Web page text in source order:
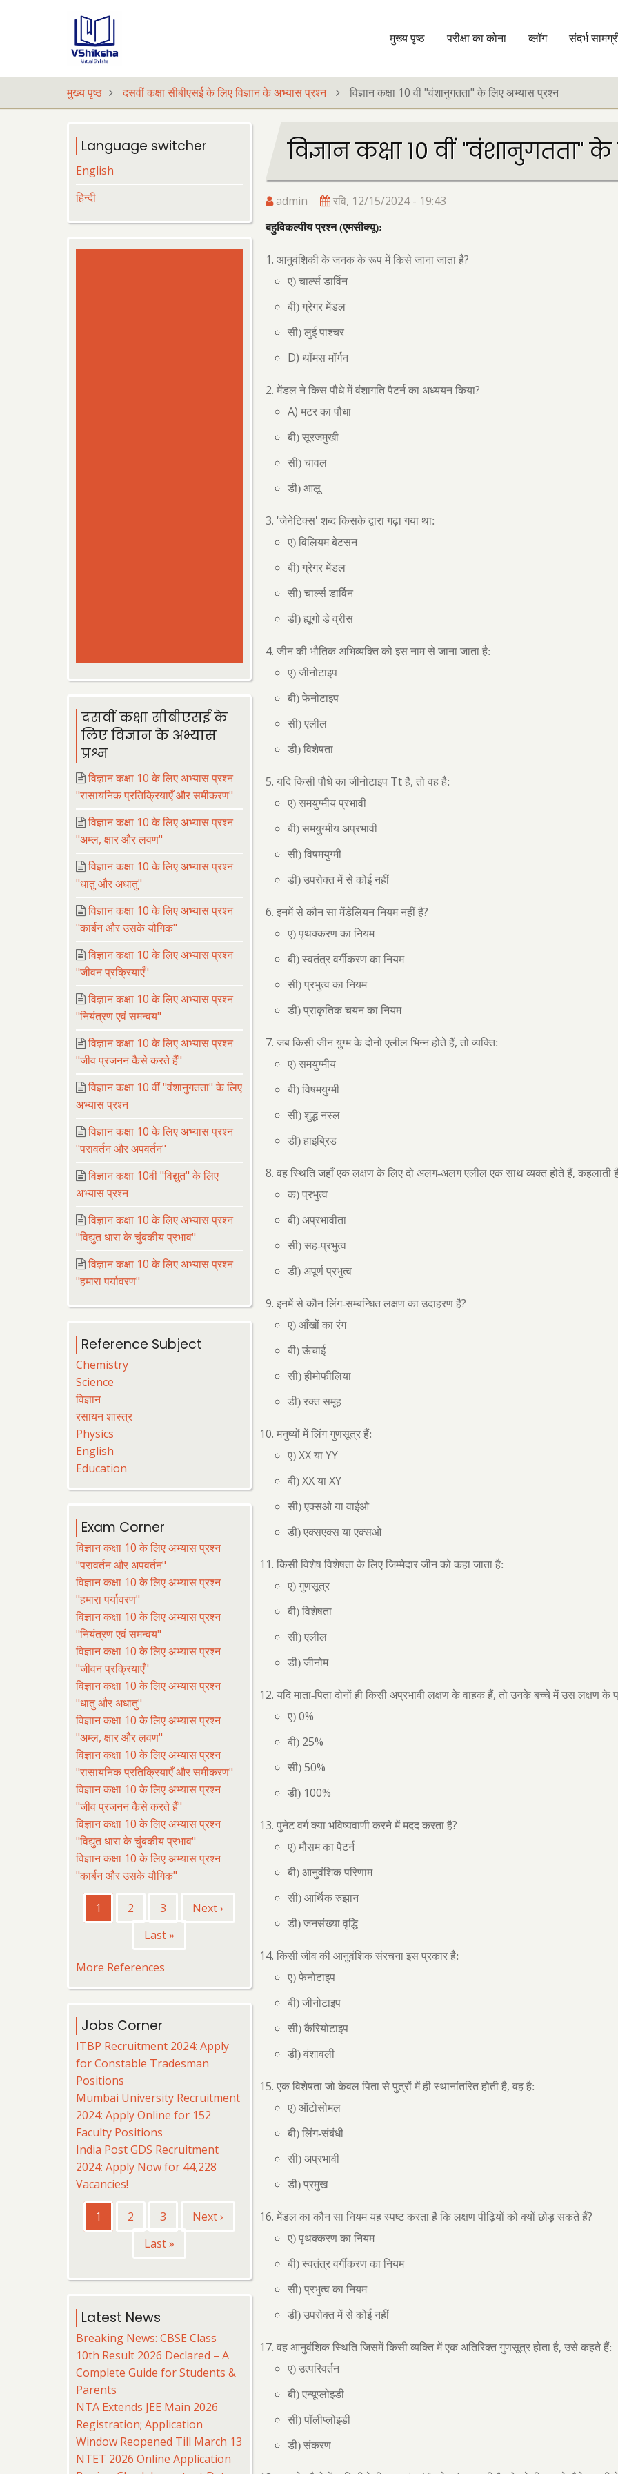
मुख्य
नेविगेशन
मुख्य पृष्ठ परीक्षा का कोना ब्लॉग संदर्भ
मुख्य पृष्ठ दसवीं कक्षा सीबीएसई के लिए विज्ञान के अभ्यास प्रश्न विज्ञान कक्षा 10 वीं "वंशानुगतता" के लिए अभ्यास प्रश्न
विज्ञान कक्षा 10 वीं "वंशानुगतता"
admin रवि, 12/15/2024 - 19:43
बहुविकल्पीय प्रश्न (एमसीक्यू):
आनुवंशिकी के जनक के रूप में किसे जाना जाता है?
ए) चार्ल्स डार्विन
बी) ग्रेगर मेंडल
सी) लुई पाश्चर
D) थॉमस मॉर्गन
मेंडल ने किस पौधे में वंशागति पैटर्न का अध्ययन किया?
A) मटर का पौधा
बी) सूरजमुखी
सी) चावल
डी) आलू
'जेनेटिक्स' शब्द किसके द्वारा गढ़ा गया था:
ए) विलियम बेटसन
बी) ग्रेगर मेंडल
सी) चार्ल्स डार्विन
डी) ह्यूगो डे व्रीस
जीन की भौतिक अभिव्यक्ति को इस नाम से जाना जाता है:
ए) जीनोटाइप
बी) फेनोटाइप
सी) एलील
डी) विशेषता
यदि किसी पौधे का जीनोटाइप Tt है, तो वह है:
ए) समयुग्मीय प्रभावी
बी) समयुग्मीय अप्रभावी
सी) विषमयुग्मी
डी) उपरोक्त में से कोई नहीं
इनमें से कौन सा मेंडेलियन नियम नहीं है?
ए) पृथक्करण का नियम
बी) स्वतंत्र वर्गीकरण का नियम
सी) प्रभुत्व का नियम
डी) प्राकृतिक चयन का नियम
जब किसी जीन युग्म के दोनों एलील भिन्न होते हैं, तो व्यक्ति:
ए) समयुग्मीय
बी) विषमयुग्मी
सी) शुद्ध नस्ल
डी) हाइब्रिड
वह स्थिति जहाँ एक लक्षण के लिए दो अलग-अलग एलील एक साथ व्यक्त होते हैं, कहलाती
क) प्रभुत्व
बी) अप्रभावीता
सी) सह-प्रभुत्व
डी) अपूर्ण प्रभुत्व
इनमें से कौन लिंग-सम्बन्धित लक्षण का उदाहरण है?
ए) आँखों का रंग
बी) ऊंचाई
सी) हीमोफीलिया
डी) रक्त समूह
मनुष्यों में लिंग गुणसूत्र हैं:
ए) XX या YY
बी) XX या XY
सी) एक्सओ या वाईओ
डी) एक्सएक्स या एक्सओ
किसी विशेष विशेषता के लिए जिम्मेदार जीन को कहा जाता है:
ए) गुणसूत्र
बी) विशेषता
सी) एलील
डी) जीनोम
यदि माता-पिता दोनों ही किसी अप्रभावी लक्षण के वाहक हैं, तो उनके बच्चे में उस लक्षण के
ए) 0%
बी) 25%
सी) 50%
डी) 100%
पुनेट वर्ग क्या भविष्यवाणी करने में मदद करता है?
ए) मौसम का पैटर्न
बी) आनुवंशिक परिणाम
सी) आर्थिक रुझान
डी) जनसंख्या वृद्धि
किसी जीव की आनुवंशिक संरचना इस प्रकार है:
ए) फेनोटाइप
बी) जीनोटाइप
सी) कैरियोटाइप
डी) वंशावली
एक विशेषता जो केवल पिता से पुत्रों में ही स्थानांतरित होती है, वह है:
ए) ऑटोसोमल
बी) लिंग-संबंधी
सी) अप्रभावी
डी) प्रमुख
मेंडल का कौन सा नियम यह स्पष्ट करता है कि लक्षण पीढ़ियों को क्यों छोड़ सकते हैं?
ए) पृथक्करण का नियम
बी) स्वतंत्र वर्गीकरण का नियम
सी) प्रभुत्व का नियम
डी) उपरोक्त में से कोई नहीं
वह आनुवंशिक स्थिति जिसमें किसी व्यक्ति में एक अतिरिक्त गुणसूत्र होता है, उसे कहते हैं:
ए) उत्परिवर्तन
बी) एन्यूप्लोइडी
सी) पॉलीप्लोइडी
डी) संकरण
Language switcher
English
हिन्दी
दसवीं कक्षा सीबीएसई के
लिए विज्ञान के अभ्यास
प्रश्न
विज्ञान कक्षा 10 के लिए अभ्यास प्रश्न
"रासायनिक प्रतिक्रियाएँ और समीकरण"
विज्ञान कक्षा 10 के लिए अभ्यास प्रश्न
"अम्ल, क्षार और लवण"
विज्ञान कक्षा 10 के लिए अभ्यास प्रश्न
"धातु और अधातु"
विज्ञान कक्षा 10 के लिए अभ्यास प्रश्न
"कार्बन और उसके यौगिक"
विज्ञान कक्षा 10 के लिए अभ्यास प्रश्न
"जीवन प्रक्रियाएँ"
विज्ञान कक्षा 10 के लिए अभ्यास प्रश्न
"नियंत्रण एवं समन्वय"
विज्ञान कक्षा 10 के लिए अभ्यास प्रश्न
"जीव प्रजनन कैसे करते हैं"
विज्ञान कक्षा 10 वीं "वंशानुगतता" के लिए
अभ्यास प्रश्न
विज्ञान कक्षा 10 के लिए अभ्यास प्रश्न
"परावर्तन और अपवर्तन"
विज्ञान कक्षा 10वीं "विद्युत" के लिए
अभ्यास प्रश्न
विज्ञान कक्षा 10 के लिए अभ्यास प्रश्न
"विद्युत धारा के चुंबकीय प्रभाव"
विज्ञान कक्षा 10 के लिए अभ्यास प्रश्न
"हमारा पर्यावरण"
Reference Subject
Chemistry
Science
विज्ञान
रसायन शास्त्र
Physics
English
Education
Exam Corner
विज्ञान कक्षा 10 के लिए अभ्यास प्रश्न
"परावर्तन और अपवर्तन"
विज्ञान कक्षा 10 के लिए अभ्यास प्रश्न
"हमारा पर्यावरण"
विज्ञान कक्षा 10 के लिए अभ्यास प्रश्न
"नियंत्रण एवं समन्वय"
विज्ञान कक्षा 10 के लिए अभ्यास प्रश्न
"जीवन प्रक्रियाएँ"
विज्ञान कक्षा 10 के लिए अभ्यास प्रश्न
"धातु और अधातु"
विज्ञान कक्षा 10 के लिए अभ्यास प्रश्न
"अम्ल, क्षार और लवण"
विज्ञान कक्षा 10 के लिए अभ्यास प्रश्न
"रासायनिक प्रतिक्रियाएँ और समीकरण"
विज्ञान कक्षा 10 के लिए अभ्यास प्रश्न
"जीव प्रजनन कैसे करते हैं"
विज्ञान कक्षा 10 के लिए अभ्यास प्रश्न
"विद्युत धारा के चुंबकीय प्रभाव"
विज्ञान कक्षा 10 के लिए अभ्यास प्रश्न
"कार्बन और उसके यौगिक"
Pagination
Current
page
1 पृष्ठ
2 पृष्ठ
3
Next
Next ›
Last
Last »
More References
Jobs Corner
ITBP Recruitment 2024: Apply
for Constable Tradesman
Positions
Mumbai University Recruitment
2024: Apply Online for 152
Faculty Positions
India Post GDS Recruitment
2024: Apply Now for 44,228
Vacancies!
Pagination
Current
page
1 पृष्ठ
2 पृष्ठ
3
Next
Next ›
Last
Last »
Latest News
Breaking News: CBSE Class
10th Result 2026 Declared – A
Complete Guide for Students &
Parents
NTA Extends JEE Main 2026
Registration; Application
Window Reopened Till March 13
NTET 2026 Online Application